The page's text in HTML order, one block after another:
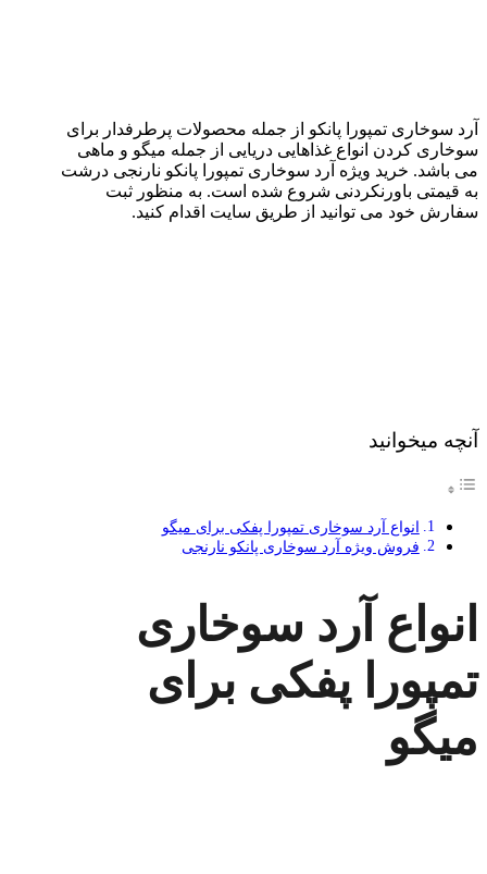
آرد سوخاری تمپورا پانکو از جمله محصولات پرطرفدار برای
سوخاری کردن انواع غذاهایی دریایی از جمله میگو و ماهی
می باشد. خرید ویژه آرد سوخاری تمپورا پانکو نارنجی درشت
به قیمتی باورنکردنی شروع شده است. به منظور ثبت
سفارش خود می توانید از طریق سایت اقدام کنید.
آنچه میخوانید
انواع آرد سوخاری تمپورا پفکی برای میگو
فروش ویژه آرد سوخاری پانکو نارنجی
انواع آرد سوخاری
تمپورا پفکی برای
میگو